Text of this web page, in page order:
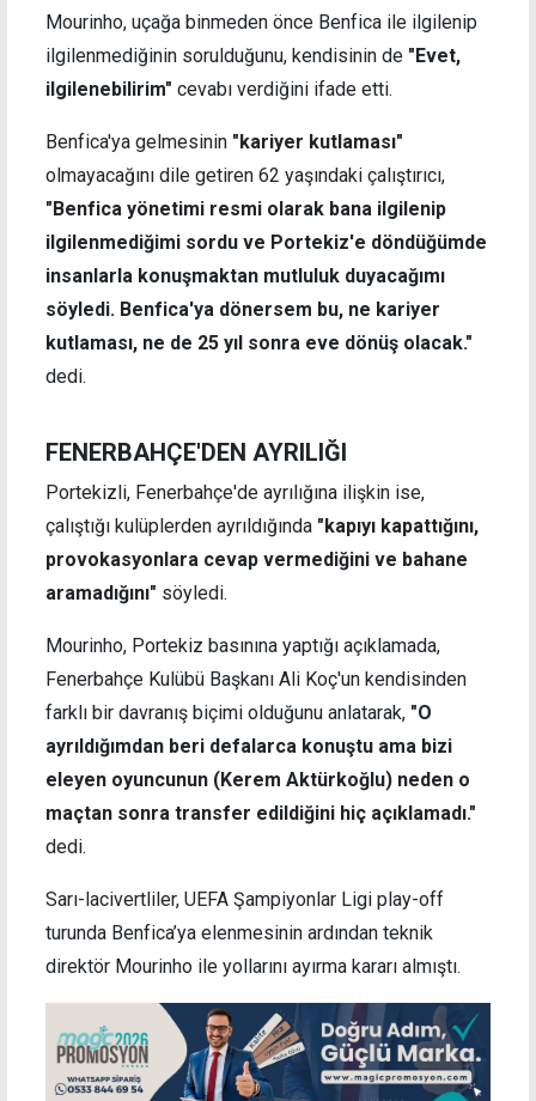
Mourinho, uçağa binmeden önce Benfica ile ilgilenip
ilgilenmediğinin sorulduğunu, kendisinin de "Evet,
ilgilenebilirim" cevabı verdiğini ifade etti.
Benfica'ya gelmesinin "kariyer kutlaması"
olmayacağını dile getiren 62 yaşındaki çalıştırıcı,
"Benfica yönetimi resmi olarak bana ilgilenip
ilgilenmediğimi sordu ve Portekiz'e döndüğümde
insanlarla konuşmaktan mutluluk duyacağımı
söyledi. Benfica'ya dönersem bu, ne kariyer
kutlaması, ne de 25 yıl sonra eve dönüş olacak."
dedi.
FENERBAHÇE'DEN AYRILIĞI
Portekizli, Fenerbahçe'de ayrılığına ilişkin ise,
çalıştığı kulüplerden ayrıldığında "kapıyı kapattığını,
provokasyonlara cevap vermediğini ve bahane
aramadığını" söyledi.
Mourinho, Portekiz basınına yaptığı açıklamada,
Fenerbahçe Kulübü Başkanı Ali Koç'un kendisinden
farklı bir davranış biçimi olduğunu anlatarak, "O
ayrıldığımdan beri defalarca konuştu ama bizi
eleyen oyuncunun (Kerem Aktürkoğlu) neden o
maçtan sonra transfer edildiğini hiç açıklamadı."
dedi.
Sarı-lacivertliler, UEFA Şampiyonlar Ligi play-off
turunda Benfica’ya elenmesinin ardından teknik
direktör Mourinho ile yollarını ayırma kararı almıştı.